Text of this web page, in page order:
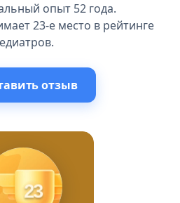
опыт 52 года.
23-е место в рейтинге
отзыв
23